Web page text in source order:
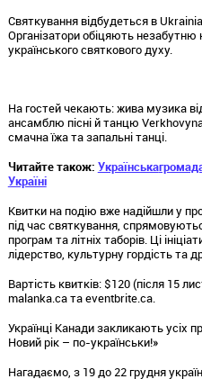
Святкування відбудеться в
Організатори обіцяють незабутню
українського святкового духу.
На гостей чекають: жива музика
ансамблю пісні й танцю
смачна їжа та запальні танці.
Читайте також: Українська
Україні
Квитки на подію вже надійшли у
під час святкування,
програм та літніх таборів. Ці
лідерство, культурну гордість та
Вартість квитків: $120 (після 15
malanka.ca та eventbrite.ca.
Українці Канади закликають усіх
Новий рік – по-українськи!»
Нагадаємо, з 19 до 22 грудня